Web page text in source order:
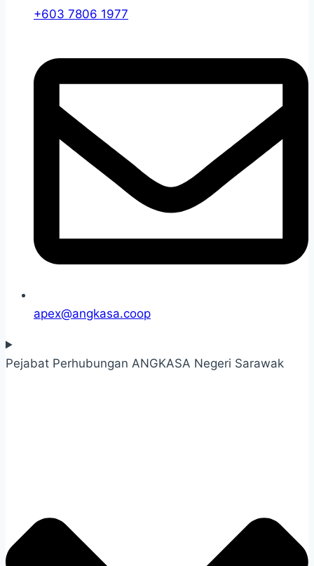
+603 7806 1977
apex@angkasa.coop
Pejabat Perhubungan ANGKASA Negeri Sarawak